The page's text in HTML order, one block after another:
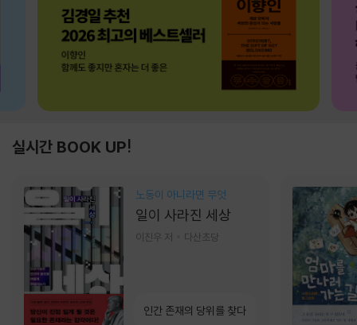
실시간 BOOK UP!
노동이 아니라면 무엇
일이 사라진 세상
이진우 저 다산초당
인간 존재의 당위를 찾다